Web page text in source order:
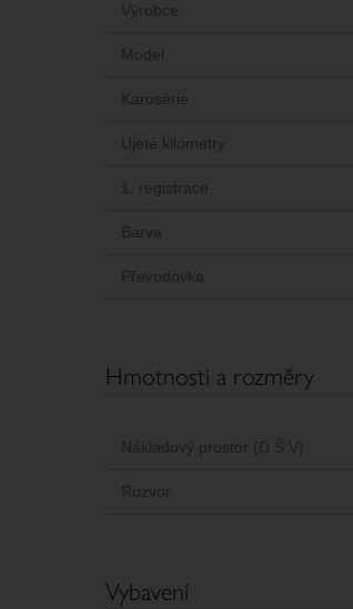
Výrobce
Model
Karosérie
Ujeté kilometry
1. registrace
Barva
Převodovka
Hmotnosti a rozměry
Nákladový prostor (D Š V)
Rozvor
Vybavení